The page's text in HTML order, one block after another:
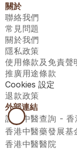
關於
聯絡我們
常見問題
關於我們
隱私政策
使用條款及免責聲
推廣用途條款
Cookies 設定
退款政策
外部連結
註冊中醫查詢 - 香
香港中醫藥發展基
香港中醫醫院